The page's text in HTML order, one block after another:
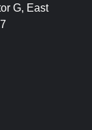
G, East